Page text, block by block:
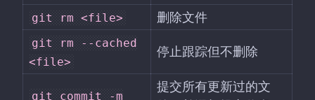
git rm <file> 删除文件
git rm --cached
<file>
停止跟踪但不删除
git commit -m
提交所有更新过的文